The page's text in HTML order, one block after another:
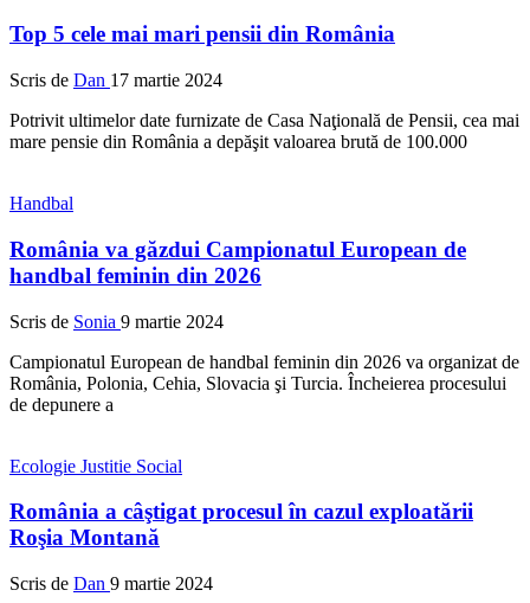
Top 5 cele mai mari pensii din România
Scris de Dan 17 martie 2024
Potrivit ultimelor date furnizate de Casa Naţională de Pensii, cea mai
mare pensie din România a depăşit valoarea brută de 100.000
Handbal
România va găzdui Campionatul European de
handbal feminin din 2026
Scris de Sonia 9 martie 2024
Campionatul European de handbal feminin din 2026 va organizat de
România, Polonia, Cehia, Slovacia şi Turcia. Încheierea procesului
de depunere a
Ecologie Justitie Social
România a câştigat procesul în cazul exploatării
Roşia Montană
Scris de Dan 9 martie 2024